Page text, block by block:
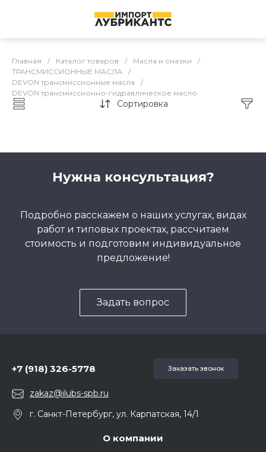
Главная / Каталог товаров / Масла и смазки
/
ТРАНСМИССИОННЫЕ МАСЛА
/
DEVON трансмиссионные масла
/
DEVON трансмиссионно-гидравлическое масло
Каталог товаров
Сортировка
Нужна консультация?
Подробно расскажем о наших услугах, видах
работ и типовых проектах, рассчитаем
стоимость и подготовим индивидуальное
предложение!
Задать вопрос
+7 (918) 326-5778 Заказать звонок
zakaz@ilubs-spb.ru
г. Санкт-Петербург, ул. Карпатская, 14/1
О компании